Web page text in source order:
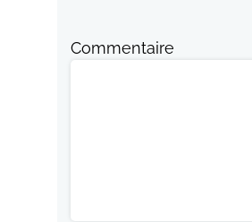
Commentaire